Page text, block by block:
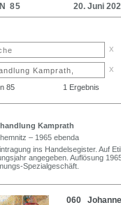
85 20. Juni
x
x
85 1 Ergebnis
Kamprath
– 1965 ebenda
ins Handelsegister. Auf
angegeben. Auflösung
Spezialgeschäft.
060